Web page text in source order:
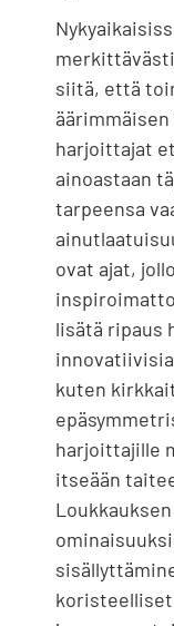
siitä, että
äärimmäisen
harjoittajat
ainoastaan
tarpeensa
ovat ajat,
lisätä ripaus
kuten
harjoittajille
itseään